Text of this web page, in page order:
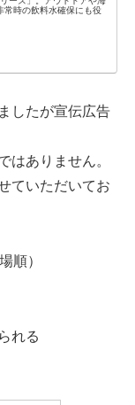
常時の飲料水確保にも役
したが宣伝広告
はありません。
ていただいてお
順）
れる